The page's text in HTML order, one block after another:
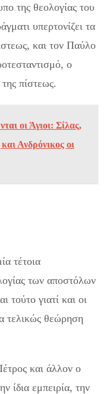
της θεολογίας του
υπερτονίζει τα
και τον Παύλο
ο
πίστεως.
οι Άγιοι: Σίλας,
Ανδρόνικος οι
τέτοια
των αποστόλων
τούτο γιατί και οι
τελικώς θεώρηση
και άλλον ο
ίδια εμπειρία, την